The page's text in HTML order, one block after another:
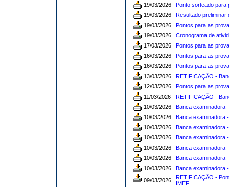
19/03/2026
Ponto sorteado para
19/03/2026
Resultado preliminar
19/03/2026
Pontos para as
19/03/2026
Cronograma de
17/03/2026
Pontos para as
16/03/2026
Pontos para as
16/03/2026
Pontos para as
13/03/2026
RETIFICAÇÃO -
12/03/2026
Pontos para as
11/03/2026
RETIFICAÇÃO -
10/03/2026
Banca examinadora
10/03/2026
Banca examinadora
10/03/2026
Banca examinadora
10/03/2026
Banca examinadora
10/03/2026
Banca examinadora
10/03/2026
Banca examinadora
10/03/2026
Banca examinadora
09/03/2026
RETIFICAÇÃO -
IMEF